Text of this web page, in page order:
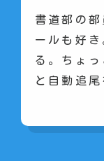
書道部の
ールも好
る。ちょ
と自動追尾